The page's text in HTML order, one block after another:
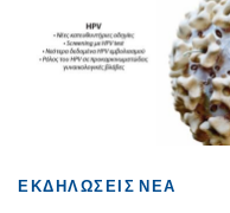
ΕΚΔΗΛΏΣΕΙΣ ΝΈΑ